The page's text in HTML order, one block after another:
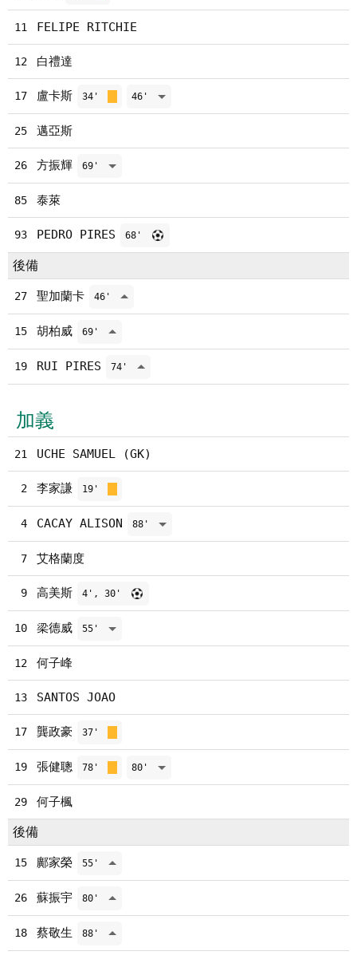
11 FELIPE RITCHIE
12 白禮達
17 盧卡斯 34' 46'
25 邁亞斯
26 方振輝 69'
85 泰萊
93 PEDRO PIRES 68'
後備
27 聖加蘭卡 46'
15 胡柏威 69'
19 RUI PIRES 74'
加義
21 UCHE SAMUEL (GK)
2 李家謙 19'
4 CACAY ALISON 88'
7 艾格蘭度
9 高美斯 4', 30'
10 梁德威 55'
12 何子峰
13 SANTOS JOAO
17 龔政豪 37'
19 張健聰 78' 80'
29 何子楓
後備
15 鄺家榮 55'
26 蘇振宇 80'
18 蔡敬生 88'